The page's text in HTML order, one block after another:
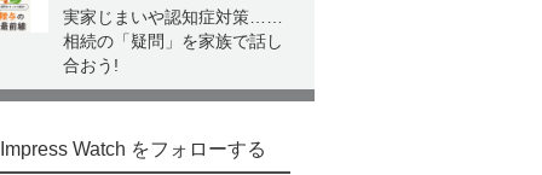
実家じまいや認知症対策……
相続の「疑問」を家族で話し
合おう!
Impress Watch をフォローする